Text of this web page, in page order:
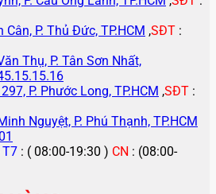
Cân, P. Thủ Đức, TP.HCM ,SĐT :
Thụ, P. Tân Sơn Nhất,
P. Phước Long, TP.HCM ,SĐT :
Nguyệt, P. Phú Thạnh, TP.HCM
T7 : ( 08:00-19:30 ) CN : (08:00-